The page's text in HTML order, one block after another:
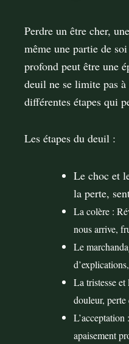
Perdre un être cher,
même une partie de
profond peut être une
deuil ne se limite pas
diﬀérentes étapes qui
Les étapes du deuil :
Le choc et
la perte,
La colère :
nous arrive,
Le
La tristesse
douleur, perte
apaisement